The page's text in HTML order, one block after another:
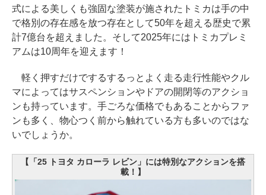
式による美しくも強固な塗装が施されたトミカは手の中
で格別の存在感を放つ存在として50年を超える歴史で累
計7億台を超えました。そして2025年にはトミカプレミ
アムは10周年を迎えます！
軽く押すだけでするするっとよく走る走行性能やクル
マによってはサスペンションやドアの開閉等のアクショ
ンも持っています。手ごろな価格でもあることからファ
ンも多く、物心つく前から触れている方も多いのではな
いでしょうか。
【「25 トヨタ カローラ レビン」には特別なアクションを搭
載！】